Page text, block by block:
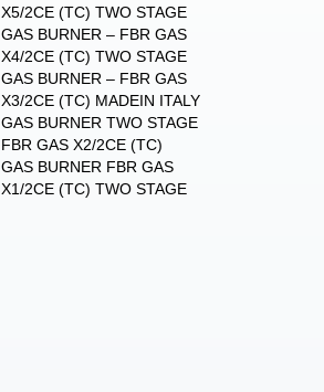
X5/2CE (TC) TWO STAGE
GAS BURNER – FBR GAS
X4/2CE (TC) TWO STAGE
GAS BURNER – FBR GAS
X3/2CE (TC) MADEIN ITALY
GAS BURNER TWO STAGE
FBR GAS X2/2CE (TC)
GAS BURNER FBR GAS
X1/2CE (TC) TWO STAGE